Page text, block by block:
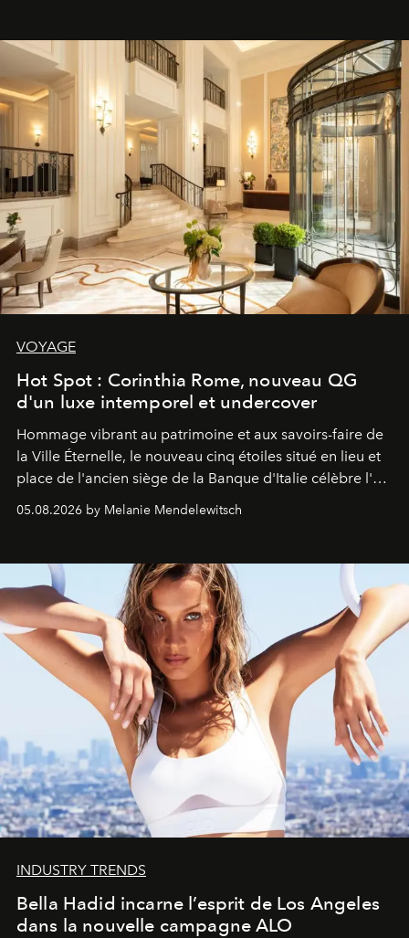
VOYAGE
Hot Spot : Corinthia Rome, nouveau QG
d'un luxe intemporel et undercover
Hommage vibrant au patrimoine et aux savoirs-faire de
la Ville Éternelle, le nouveau cinq étoiles situé en lieu et
place de l'ancien siège de la Banque d'Italie célèbre l'art
de vivre Romain dans toute son élégance intemporelle.
05.08.2026 by Melanie Mendelewitsch
INDUSTRY TRENDS
Bella Hadid incarne l’esprit de Los Angeles
dans la nouvelle campagne ALO